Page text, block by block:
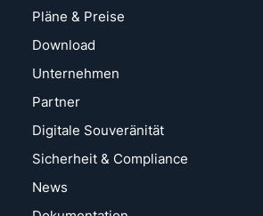
Pläne & Preise
Download
Unternehmen
Partner
Digitale Souveränität
Sicherheit & Compliance
News